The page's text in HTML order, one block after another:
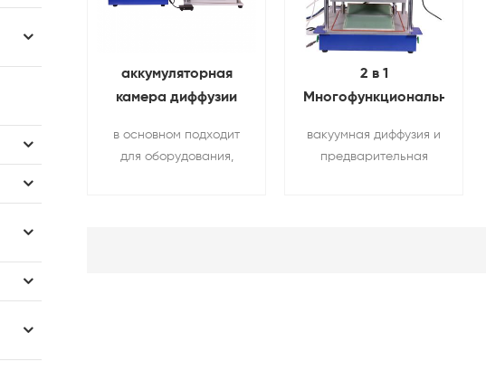
аккумуляторная
камера диффузии
вакуумная стойка
в основном подходит
для оборудования,
2 в 1
Многофункциональность
герметизация
вакуумная диффузия и
предварительная